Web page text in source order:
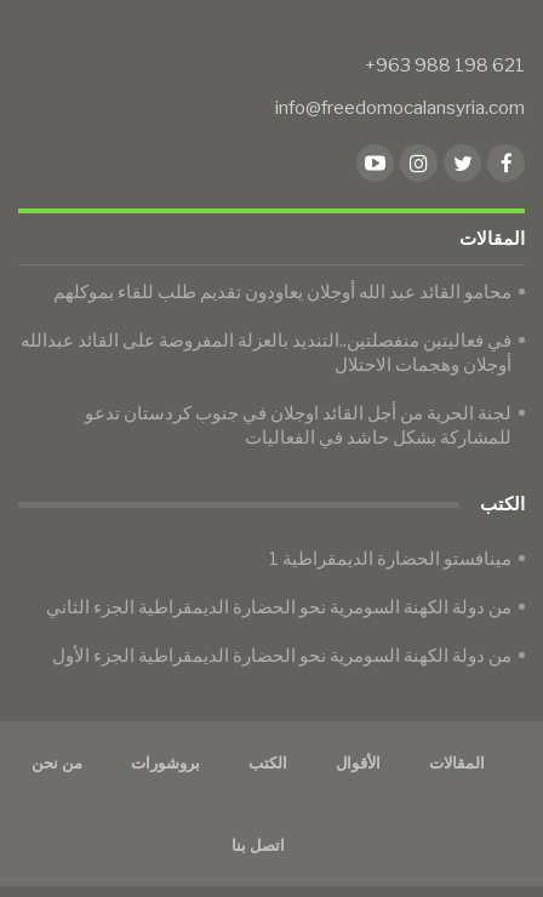
info@freedomocalansyria.com
المقالات
محامو القائد عبد الله أوجلان يعاودون تقديم طلب للقاء بموكلهم
في فعاليتين منفصلتين..التنديد بالعزلة المفروضة على القائد عبدالله
أوجلان وهجمات الاحتلال
لجنة الحرية من أجل القائد اوجلان في جنوب كردستان تدعو
للمشاركة بشكل حاشد في الفعاليات
الكتب
مينافستو الحضارة الديمقراطية 1
من دولة الكهنة السومرية نحو الحضارة الديمقراطية الجزء الثاني
من دولة الكهنة السومرية نحو الحضارة الديمقراطية الجزء الأول
المقالات الأقوال الكتب بروشورات من نحن
اتصل بنا